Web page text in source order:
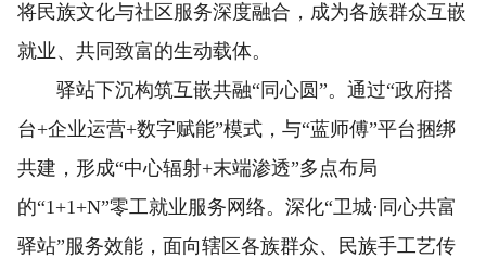
将民族文化与社区服务深度融合，成为各族群众互嵌
就业、共同致富的生动载体。
驿站下沉构筑互嵌共融“同心圆”。通过“政府搭
台+企业运营+数字赋能”模式，与“蓝师傅”平台捆绑
共建，形成“中心辐射+末端渗透”多点布局
的“1+1+N”零工就业服务网络。深化“卫城·同心共富
驿站”服务效能，面向辖区各族群众、民族手工艺传